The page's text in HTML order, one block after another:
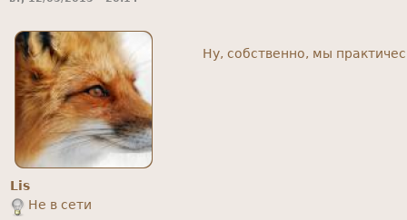
Lis
Не в сети
Ну, собственно, мы